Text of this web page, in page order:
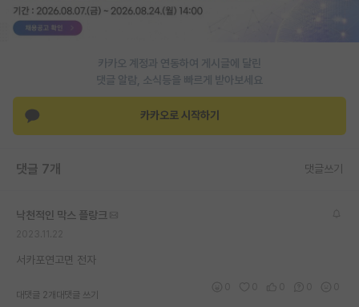
반도체/AI 게시판
장학금/장학생 게시판
학술 정보 게시판
커리어
유학교육
재팬라운지 🌸
카카오 계정과 연동하여 게시글에 달린
댓글 알람, 소식등을 빠르게 받아보세요
카카오로 시작하기
댓글 7개 댓글쓰기
낙천적인 막스 플랑크
서카포연고면 전자
대댓글 2개 대댓글 쓰기